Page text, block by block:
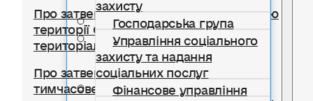
Господарська група
Управління соціального
захисту та надання
соціальних послуг
Фінансове управління
Про затвердження Правил благоустрою
території Солотвинської селищної
територіальної громади
Про затвердження Положення про
тимчасове користування окремими